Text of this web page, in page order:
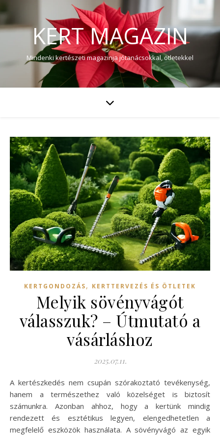
KERT MAGAZIN
Mindenki kertészeti magazinja jótanácsokkal, ötletekkel
KERTGONDOZÁS, KERTTERVEZÉS ÉS ÖTLETEK
Melyik sövényvágót
válasszuk? – Útmutató a
vásárláshoz
2025.07.11.
A kertészkedés nem csupán szórakoztató tevékenység,
hanem a természethez való közelséget is biztosít
számunkra. Azonban ahhoz, hogy a kertünk mindig
rendezett és esztétikus legyen, elengedhetetlen a
megfelelő eszközök használata. A sövényvágó az egyik